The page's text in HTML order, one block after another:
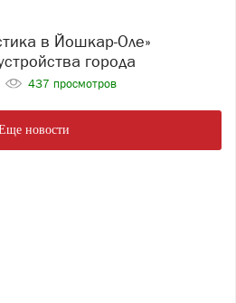
города
437 просмотров
новости